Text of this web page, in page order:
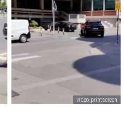
video printscreen